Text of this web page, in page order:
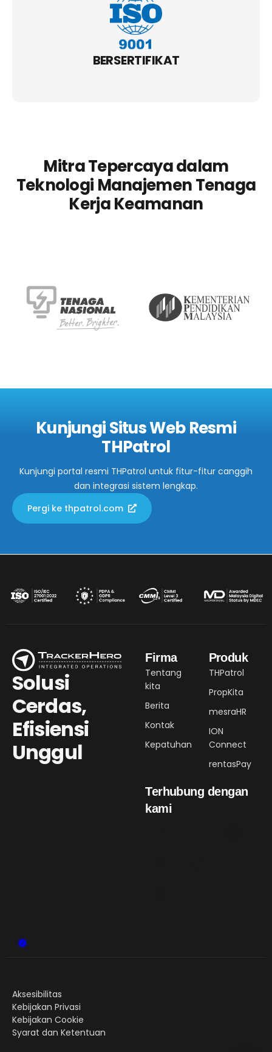
BERSERTIFIKAT
Mitra Tepercaya dalam
Teknologi Manajemen Tenaga
Kerja Keamanan
Kunjungi Situs Web Resmi
THPatrol
Kunjungi portal resmi THPatrol untuk fitur-fitur canggih
dan integrasi sistem lengkap.
Pergi ke thpatrol.com
Solusi
Cerdas,
Efisiensi
Unggul
Firma
Tentang
kita
Berita
Kontak
Kepatuhan
Produk
THPatrol
PropKita
mesraHR
ION
Connect
rentasPay
Terhubung dengan
kami
Aksesibilitas
Kebijakan Privasi
Kebijakan Cookie
Syarat dan Ketentuan